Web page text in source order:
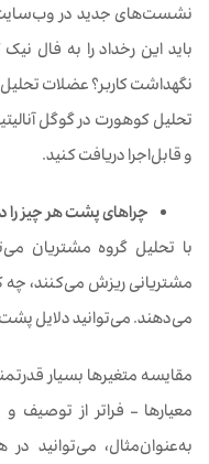
نشست‌های جدید در وب‌سایت
باید این رخداد را به فال
نگهداشت کاربر؟ عضلات تحلیل
تحلیل کوهورت در گوگل
و قابل‌اجرا دریافت کنید.
چراهای پشت هر چیز را
با تحلیل گروه مشتریان
مشتریانی ریزش می‌کنند، چه
می‌دهند. می‌توانید دلایل پشت
مقایسه متغیرها بسیار
معیارها – فراتر از توصیف
به‌عنوان‌مثال، می‌توانید